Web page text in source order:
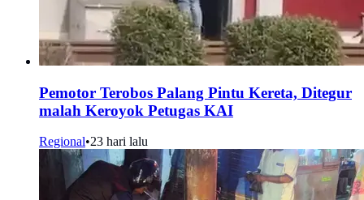
Pemotor Terobos Palang Pintu Kereta, Ditegur
malah Keroyok Petugas KAI
Regional•23 hari lalu